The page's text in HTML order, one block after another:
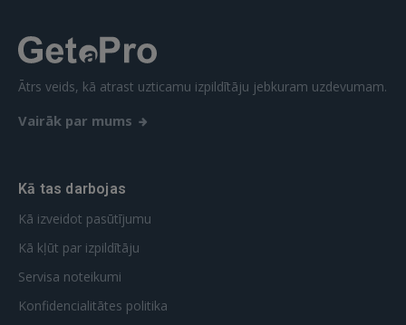
Ātrs veids, kā atrast uzticamu izpildītāju jebkuram uzdevumam.
Vairāk par mums
Kā tas darbojas
Kā izveidot pasūtījumu
Kā kļūt par izpildītāju
Servisa noteikumi
Konfidencialitātes politika